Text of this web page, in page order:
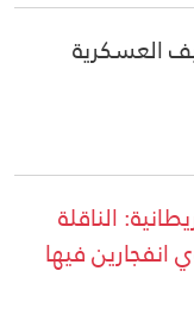
العسكرية
الناقلة
انفجارين فيها